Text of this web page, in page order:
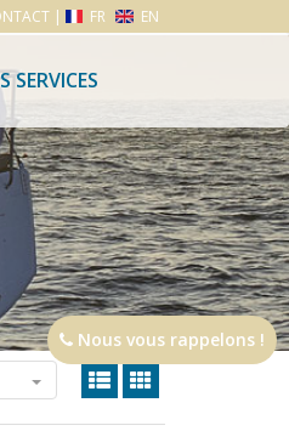
| FR EN
SERVICES
Nous vous rappelons !